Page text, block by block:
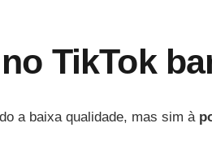
TikTok
a baixa qualidade, mas sim à